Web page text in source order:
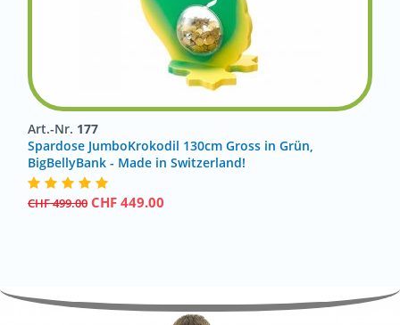
Art.-Nr. 177
Spardose JumboKrokodil 130cm Gross in Grün,
BigBellyBank - Made in Switzerland!
CHF499.00 CHF 449.00